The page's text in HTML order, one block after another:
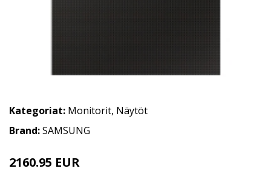
Kategoriat: Monitorit, Näytöt
Brand:SAMSUNG
2160.95 EUR